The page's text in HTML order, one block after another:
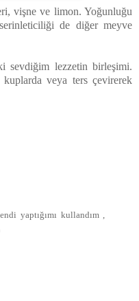
vişne ve limon. Yoğunluğu
de diğer meyve
sevdiğim lezzetin birleşimi.
veya ters çevirerek
yaptığımı kullandım ,